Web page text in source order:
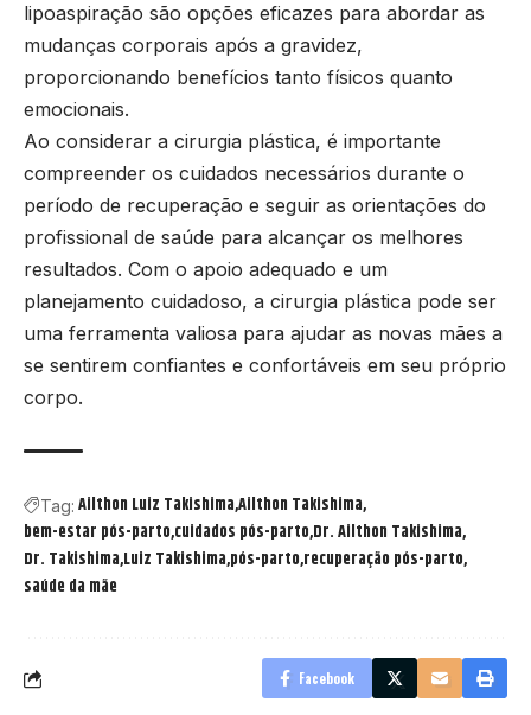
lipoaspiração são opções eficazes para abordar as
mudanças corporais após a gravidez,
proporcionando benefícios tanto físicos quanto
emocionais.
Ao considerar a cirurgia plástica, é importante
compreender os cuidados necessários durante o
período de recuperação e seguir as orientações do
profissional de saúde para alcançar os melhores
resultados. Com o apoio adequado e um
planejamento cuidadoso, a cirurgia plástica pode ser
uma ferramenta valiosa para ajudar as novas mães a
se sentirem confiantes e confortáveis em seu próprio
corpo.
Tag: Ailthon Luiz TakishimaAilthon Takishima
bem-estar pós-parto cuidados pós-parto Dr. Ailthon Takishima
Dr. Takishima Luiz Takishima pós-parto recuperação pós-parto
saúde da mãe
Facebook